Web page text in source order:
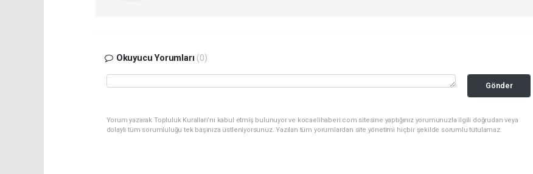
Okuyucu Yorumları (0)
Gönder
Yorum yazarak Topluluk Kuralları’nı kabul etmiş bulunuyor ve kocaelihaberi.com sitesine yaptığınız yorumunuzla ilgili doğrudan veya
dolaylı tüm sorumluluğu tek başınıza üstleniyorsunuz. Yazılan tüm yorumlardan site yönetimi hiçbir şekilde sorumlu tutulamaz.